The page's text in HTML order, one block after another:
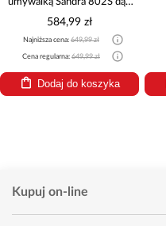
584,99 zł
Najniższa cena: 649,99 zł
Cena regularna: 649,99 zł
Dodaj do koszyka
Kupuj on-line